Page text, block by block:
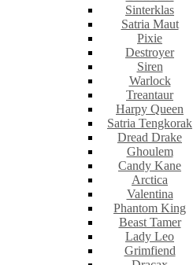
Sinterklas
Satria Maut
Pixie
Destroyer
Siren
Warlock
Treantaur
Harpy Queen
Satria Tengkorak
Dread Drake
Ghoulem
Candy Kane
Arctica
Valentina
Phantom King
Beast Tamer
Lady Leo
Grimfiend